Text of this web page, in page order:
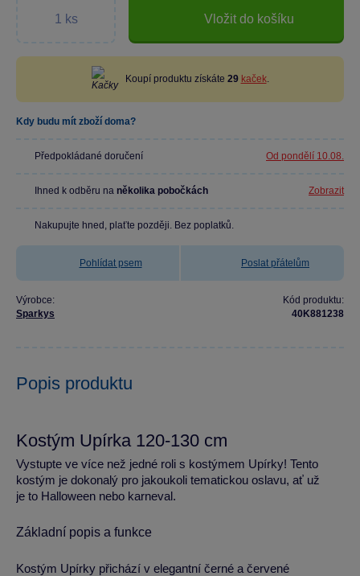
Vložit do košíku
Koupí produktu získáte 29 kaček.
Kdy budu mít zboží doma?
Předpokládané doručení Od pondělí 10.08.
Ihned k odběru na několika pobočkách Zobrazit
Nakupujte hned, plaťte později. Bez poplatků.
Pohlídat psem Poslat přátelům
Výrobce:
Sparkys
Kód produktu:
40K881238
Popis produktu
Kostým Upírka 120-130 cm
Vystupte ve více než jedné roli s kostýmem Upírky! Tento
kostým je dokonalý pro jakoukoli tematickou oslavu, ať už
je to Halloween nebo karneval.
Základní popis a funkce
Kostým Upírky přichází v elegantní černé a červené